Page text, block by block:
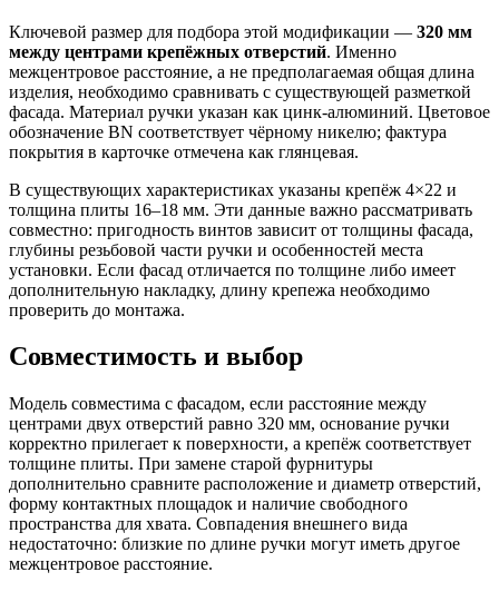
Ключевой размер для подбора этой модификации — 320 мм
между центрами крепёжных отверстий. Именно
межцентровое расстояние, а не предполагаемая общая длина
изделия, необходимо сравнивать с существующей разметкой
фасада. Материал ручки указан как цинк-алюминий. Цветовое
обозначение BN соответствует чёрному никелю; фактура
покрытия в карточке отмечена как глянцевая.
В существующих характеристиках указаны крепёж 4×22 и
толщина плиты 16–18 мм. Эти данные важно рассматривать
совместно: пригодность винтов зависит от толщины фасада,
глубины резьбовой части ручки и особенностей места
установки. Если фасад отличается по толщине либо имеет
дополнительную накладку, длину крепежа необходимо
проверить до монтажа.
Совместимость и выбор
Модель совместима с фасадом, если расстояние между
центрами двух отверстий равно 320 мм, основание ручки
корректно прилегает к поверхности, а крепёж соответствует
толщине плиты. При замене старой фурнитуры
дополнительно сравните расположение и диаметр отверстий,
форму контактных площадок и наличие свободного
пространства для хвата. Совпадения внешнего вида
недостаточно: близкие по длине ручки могут иметь другое
межцентровое расстояние.